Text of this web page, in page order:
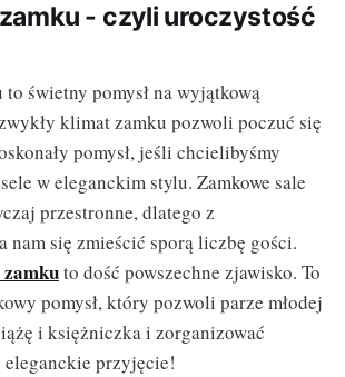
- czyli uroczystość
to świetny pomysł na wyjątkową
klimat zamku pozwoli poczuć się
pomysł, jeśli chcielibyśmy
w eleganckim stylu. Zamkowe sale
przestronne, dlatego z
nam się zmieścić sporą liczbę gości.
to dość powszechne zjawisko. To
pomysł, który pozwoli parze młodej
i księżniczka i zorganizować
przyjęcie!